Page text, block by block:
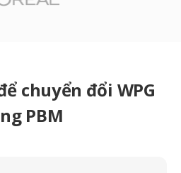
chuyển đổi WPG
PBM